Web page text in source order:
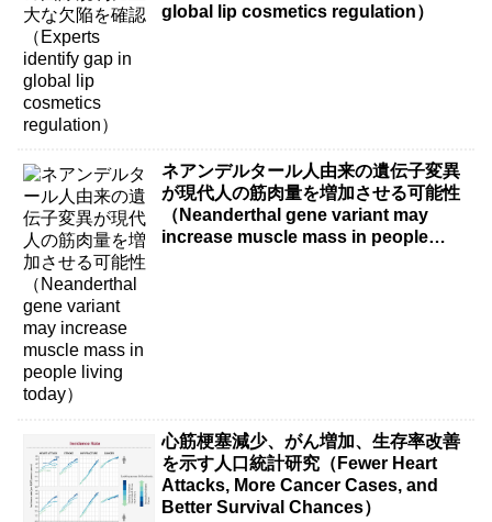
global lip cosmetics regulation）
ネアンデルタール人由来の遺伝子変異
が現代人の筋肉量を増加させる可能性
（Neanderthal gene variant may
increase muscle mass in people
心筋梗塞減少、がん増加、生存率改善
を示す人口統計研究（Fewer Heart
Attacks, More Cancer Cases, and
Better Survival Chances）